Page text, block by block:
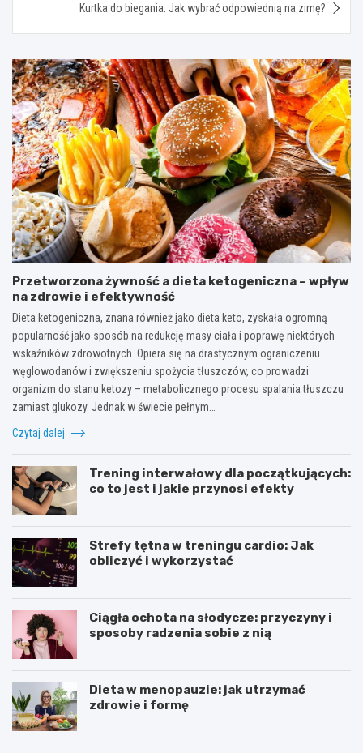
Kurtka do biegania: Jak wybrać odpowiednią na zimę?
Przetworzona żywność a dieta ketogeniczna – wpływ
na zdrowie i efektywność
Dieta ketogeniczna, znana również jako dieta keto, zyskała ogromną
popularność jako sposób na redukcję masy ciała i poprawę niektórych
wskaźników zdrowotnych. Opiera się na drastycznym ograniczeniu
węglowodanów i zwiększeniu spożycia tłuszczów, co prowadzi
organizm do stanu ketozy – metabolicznego procesu spalania tłuszczu
zamiast glukozy. Jednak w świecie pełnym…
Czytaj dalej
Trening interwałowy dla początkujących:
co to jest i jakie przynosi efekty
Strefy tętna w treningu cardio: Jak
obliczyć i wykorzystać
Ciągła ochota na słodycze: przyczyny i
sposoby radzenia sobie z nią
Dieta w menopauzie: jak utrzymać
zdrowie i formę
J
Z